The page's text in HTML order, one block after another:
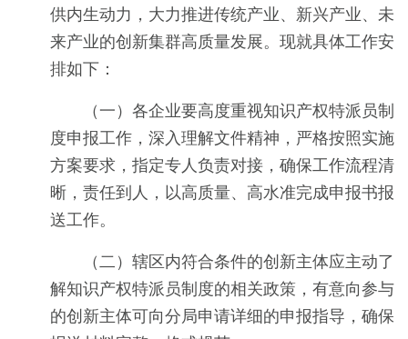
供内生动力，大力推进传统产业、新兴产业、未
来产业的创新集群高质量发展。现就具体工作安
排如下：
（一）各企业要高度重视知识产权特派员制
度申报工作，深入理解文件精神，严格按照实施
方案要求，指定专人负责对接，确保工作流程清
晰，责任到人，以高质量、高水准完成申报书报
送工作。
（二）辖区内符合条件的创新主体应主动了
解知识产权特派员制度的相关政策，有意向参与
的创新主体可向分局申请详细的申报指导，确保